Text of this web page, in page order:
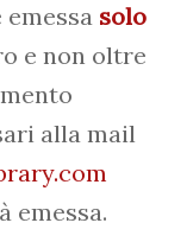
solo
e non oltre
alla mail
emessa.